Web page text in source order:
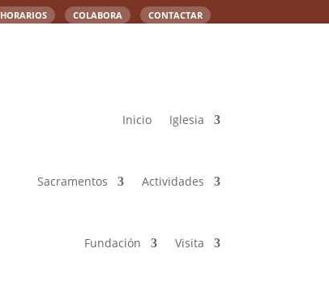
HORARIOS COLABORA CONTACTAR
Inicio Iglesia
Sacramentos Actividades
Fundación Visita